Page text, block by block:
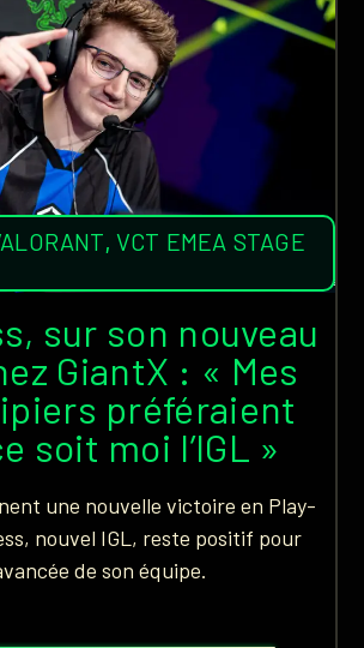
,VCT EMEA STAGE
sur son nouveau
GiantX : « Mes
préféraient
soit moi l’IGL »
une nouvelle victoire en Play-
nouvel IGL, reste positif pour
de son équipe.